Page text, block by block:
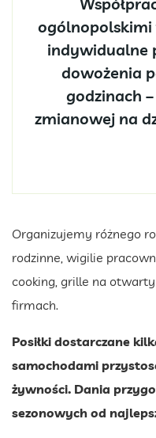
indywidualne
dowożenia
godzinach
zmianowej na
Organizujemy różnego
rodzinne, wigilie
cooking, grille na
firmach.
Posiłki dostarczane
samochodami
żywności. Dania
sezonowych od